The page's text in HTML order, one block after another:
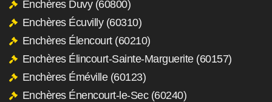
Enchères Duvy (60800)
Enchères Écuvilly (60310)
Enchères Élencourt (60210)
Enchères Élincourt-Sainte-Marguerite (60157)
Enchères Éméville (60123)
Enchères Énencourt-le-Sec (60240)